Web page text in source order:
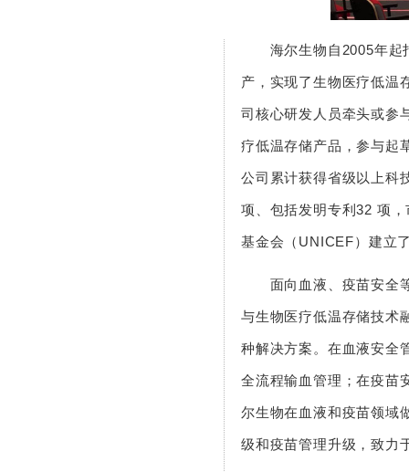
海尔生物自2005年起打
产，实现了生物医疗低温
司核心研发人员牵头或参
疗低温存储产品，参与起
公司累计获得省级以上科
项、包括发明专利32 项
基金会（UNICEF）建立
面向血液、疫苗安全等
与生物医疗低温存储技术
种解决方案。在血液安全
全流程输血管理；在疫苗
尔生物在血液和疫苗领域
级和疫苗管理升级，致力